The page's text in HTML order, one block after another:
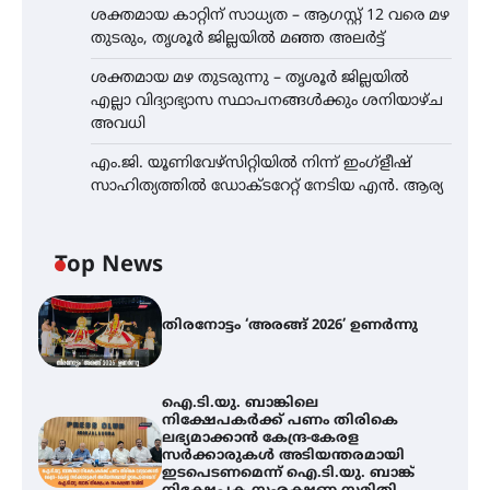
ശക്തമായ കാറ്റിന് സാധ്യത – ആഗസ്റ്റ് 12 വരെ മഴ
തുടരും, തൃശൂർ ജില്ലയിൽ മഞ്ഞ അലർട്ട്
ശക്തമായ മഴ തുടരുന്നു – തൃശൂർ ജില്ലയിൽ
എല്ലാ വിദ്യാഭ്യാസ സ്ഥാപനങ്ങൾക്കും ശനിയാഴ്ച
അവധി
എം.ജി. യൂണിവേഴ്‌സിറ്റിയിൽ നിന്ന് ഇംഗ്ളീഷ്
സാഹിത്യത്തിൽ ഡോക്ടറേറ്റ് നേടിയ എൻ. ആര്യ
Top News
തിരനോട്ടം ‘അരങ്ങ് 2026’ ഉണർന്നു
ഐ.ടി.യു. ബാങ്കിലെ
നിക്ഷേപകർക്ക് പണം തിരികെ
ലഭ്യമാക്കാൻ കേന്ദ്ര-കേരള
സർക്കാരുകൾ അടിയന്തരമായി
ഇടപെടണമെന്ന് ഐ.ടി.യു. ബാങ്ക്